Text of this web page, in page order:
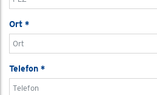
Ort *
Telefon *